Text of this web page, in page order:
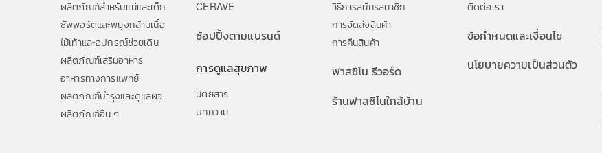
ผลิตภัณฑ์สำหรับแม่และเด็ก
ซัพพอร์ตและพยุงกล้ามเนื้อ
ไม้เท้าและอุปกรณ์ช่วยเดิน
ผลิตภัณฑ์เสริมอาหาร
อาหารทางการแพทย์
ผลิตภัณฑ์บำรุงและดูแลผิว
ผลิตภัณฑ์อื่น ๆ
CERAVE
ช้อปปิ้งตามแบรนด์
การดูแลสุขภาพ
นิตยสาร
บทความ
วิธีการสมัครสมาชิก
การจัดส่งสินค้า
การคืนสินค้า
ฟาสซิโน รีวอร์ด
ร้านฟาสซิโนใกล้บ้าน
ติดต่อเรา
ข้อกำหนดและเงื่อนไข
นโยบายความเป็นส่วนตัว